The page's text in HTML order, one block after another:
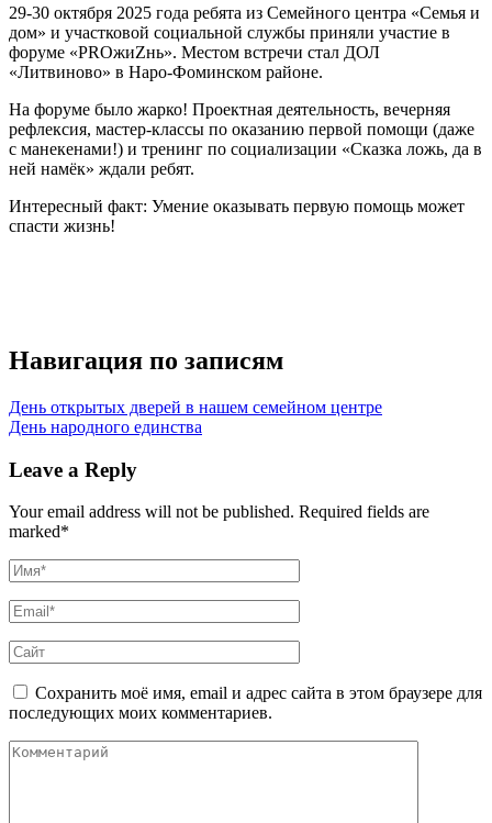
29-30 октября 2025 года ребята из Семейного центра «Семья и
дом» и участковой социальной службы приняли участие в
форуме «PROжиZнь». Местом встречи стал ДОЛ
«Литвиново» в Наро-Фоминском районе.
На форуме было жарко! Проектная деятельность, вечерняя
рефлексия, мастер-классы по оказанию первой помощи (даже
с манекенами!) и тренинг по социализации «Сказка ложь, да в
ней намёк» ждали ребят.
Интересный факт: Умение оказывать первую помощь может
спасти жизнь!
Навигация по записям
День открытых дверей в нашем семейном центре
День народного единства
Leave a Reply
Your email address will not be published. Required fields are
marked*
Сохранить моё имя, email и адрес сайта в этом браузере для
последующих моих комментариев.